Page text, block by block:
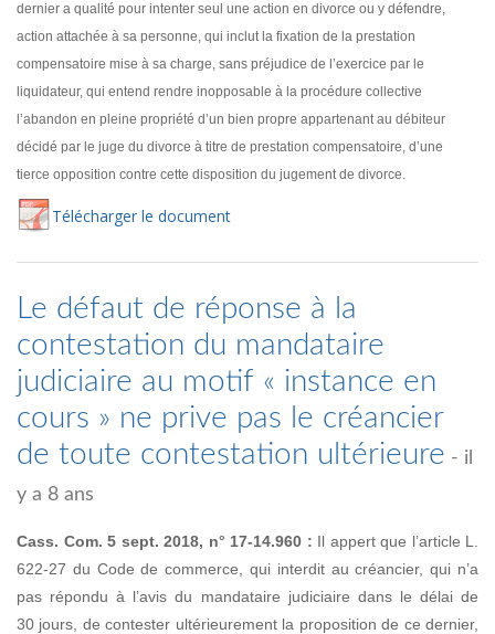
dernier a qualité pour intenter seul une action en divorce ou y défendre,
action attachée à sa personne, qui inclut la fixation de la prestation
compensatoire mise à sa charge, sans préjudice de l’exercice par le
liquidateur, qui entend rendre inopposable à la procédure collective
l’abandon en pleine propriété d’un bien propre appartenant au débiteur
décidé par le juge du divorce à titre de prestation compensatoire, d’une
tierce opposition contre cette disposition du jugement de divorce.
Télécharger le document
Le défaut de réponse à la
contestation du mandataire
judiciaire au motif « instance en
cours » ne prive pas le créancier
de toute contestation ultérieure - il
y a 8 ans
Cass. Com. 5 sept. 2018, n° 17-14.960 : Il appert que l’article L.
622-27 du Code de commerce, qui interdit au créancier, qui n’a
pas répondu à l’avis du mandataire judiciaire dans le délai de
30 jours, de contester ultérieurement la proposition de ce dernier,